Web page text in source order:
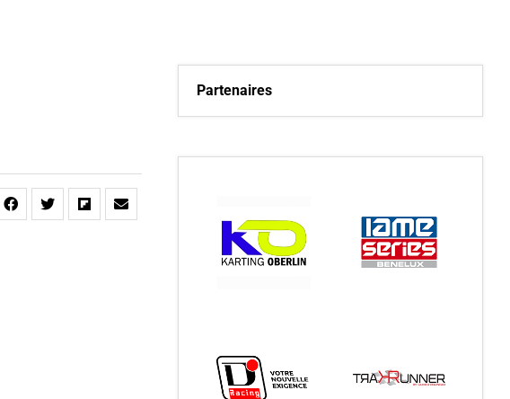
Partenaires